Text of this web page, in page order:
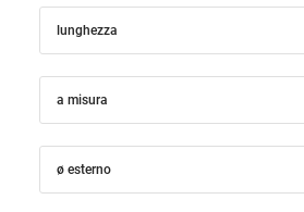
lunghezza
a misura
ø esterno